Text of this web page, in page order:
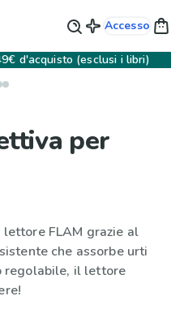
Accesso
d'acquisto (esclusi i libri)
per
FLAM grazie al
che assorbe urti
regolabile, il lettore